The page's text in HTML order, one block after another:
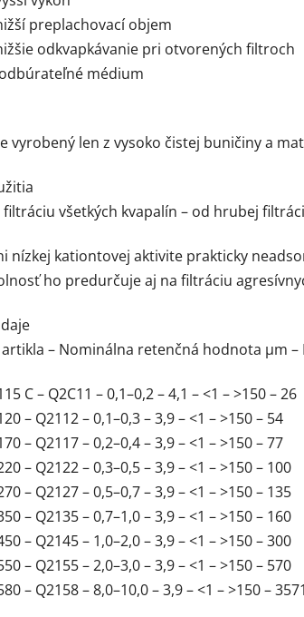
preplachovací objem
odkvapkávanie pri otvorených filtroch
médium
je vyrobený len z vysoko čistej buničiny a
filtráciu všetkých kvapalín – od hrubej
nízkej kationtovej aktivite prakticky
ho predurčuje aj na filtráciu
artikla – Nominálna retenčná hodnota µm
C – Q2C11 – 0,1–0,2 – 4,1 – <1 – >150 – 26
– Q2112 – 0,1–0,3 – 3,9 – <1 – >150 – 54
– Q2117 – 0,2–0,4 – 3,9 – <1 – >150 – 77
– Q2122 – 0,3–0,5 – 3,9 – <1 – >150 – 100
– Q2127 – 0,5–0,7 – 3,9 – <1 – >150 – 135
– Q2135 – 0,7–1,0 – 3,9 – <1 – >150 – 160
– Q2145 – 1,0–2,0 – 3,9 – <1 – >150 – 300
– Q2155 – 2,0–3,0 – 3,9 – <1 – >150 – 570
– Q2158 – 8,0–10,0 – 3,9 – <1 – >150 – 3571